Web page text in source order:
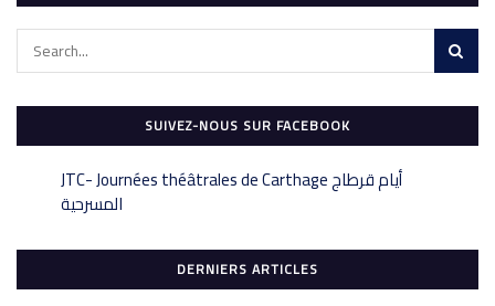
SUIVEZ-NOUS SUR FACEBOOK
‎JTC- Journées théâtrales de Carthage أيام قرطاج
DERNIERS ARTICLES